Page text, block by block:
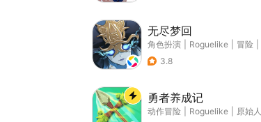
无尽梦回
角色扮演 Roguelike 冒险
3.8
勇者养成记
动作冒险 Roguelike 原始人